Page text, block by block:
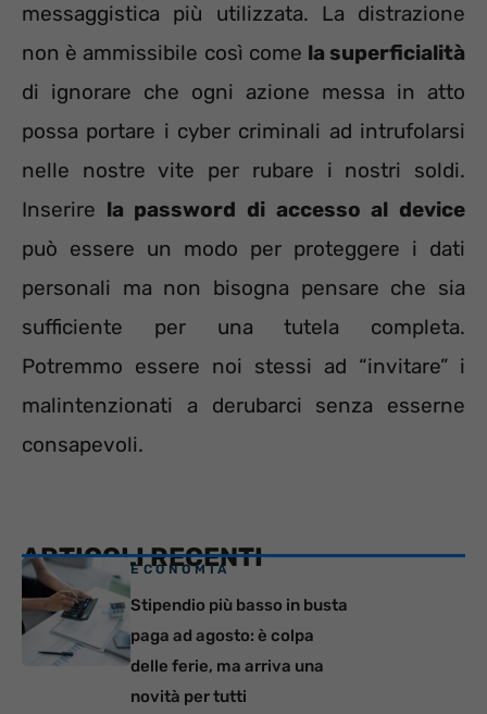
messaggistica più utilizzata. La distrazione
non è ammissibile così come la superficialità
di ignorare che ogni azione messa in atto
possa portare i cyber criminali ad intrufolarsi
nelle nostre vite per rubare i nostri soldi.
Inserire la password di accesso al device
può essere un modo per proteggere i dati
personali ma non bisogna pensare che sia
sufficiente per una tutela completa.
Potremmo essere noi stessi ad “invitare” i
malintenzionati a derubarci senza esserne
consapevoli.
ARTICOLI RECENTI
ECONOMIA
Stipendio più basso in busta
paga ad agosto: è colpa
delle ferie, ma arriva una
novità per tutti